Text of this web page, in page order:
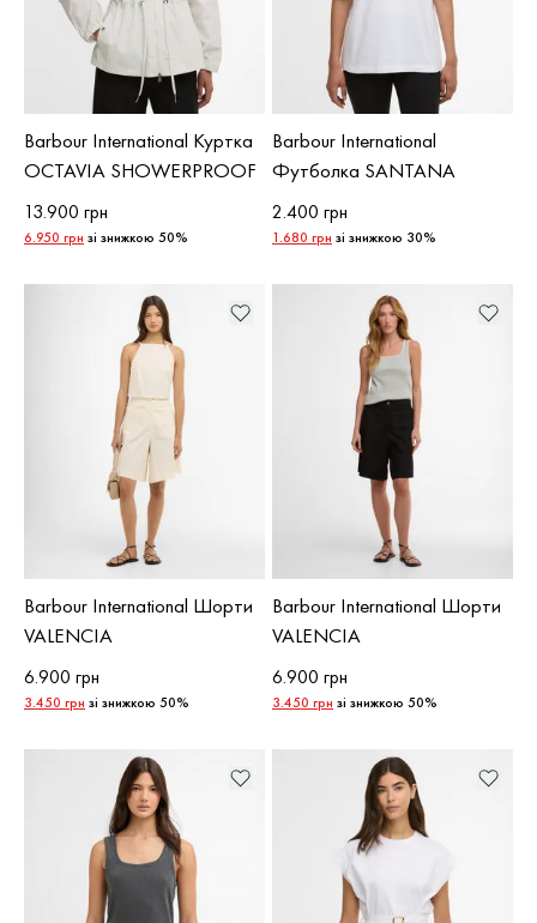
Barbour International Куртка
OCTAVIA SHOWERPROOF
13.900 грн
6.950 грн зі знижкою 50%
Barbour International
Футболка SANTANA
2.400 грн
1.680 грн зі знижкою 30%
Barbour International Шорти
VALENCIA
6.900 грн
3.450 грн зі знижкою 50%
Barbour International Шорти
VALENCIA
6.900 грн
3.450 грн зі знижкою 50%